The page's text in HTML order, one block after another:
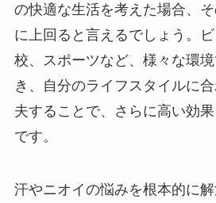
の快適な生活を考えた場合、
に上回ると言えるでしょう。
校、スポーツなど、様々な環
き、自分のライフスタイルに
夫することで、さらに高い効
です。
汗やニオイの悩みを根本的に